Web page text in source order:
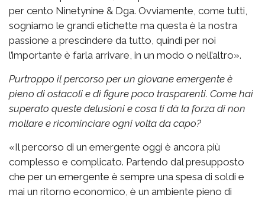
per cento Ninetynine & Dga. Ovviamente, come tutti,
sogniamo le grandi etichette ma questa è la nostra
passione a prescindere da tutto, quindi per noi
l’importante è farla arrivare, in un modo o nell’altro».
Purtroppo il percorso per un giovane emergente è
pieno di ostacoli e di figure poco trasparenti. Come hai
superato queste delusioni e cosa ti dà la forza di non
mollare e ricominciare ogni volta da capo?
«Il percorso di un emergente oggi è ancora più
complesso e complicato. Partendo dal presupposto
che per un emergente è sempre una spesa di soldi e
mai un ritorno economico, è un ambiente pieno di